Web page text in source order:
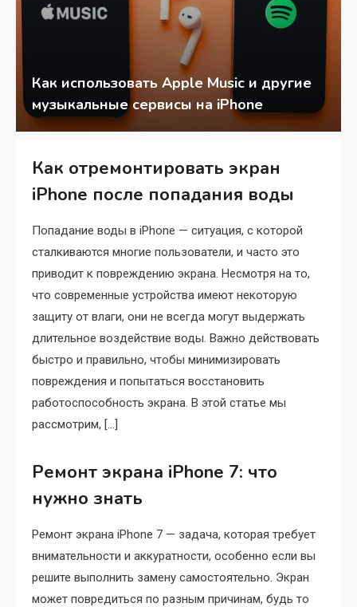
Как использовать Apple Music и другие
музыкальные сервисы на iPhone
Как отремонтировать экран
iPhone после попадания воды
Попадание воды в iPhone — ситуация, с которой
сталкиваются многие пользователи, и часто это
приводит к повреждению экрана. Несмотря на то,
что современные устройства имеют некоторую
защиту от влаги, они не всегда могут выдержать
длительное воздействие воды. Важно действовать
быстро и правильно, чтобы минимизировать
повреждения и попытаться восстановить
работоспособность экрана. В этой статье мы
рассмотрим, […]
Ремонт экрана iPhone 7: что
нужно знать
Ремонт экрана iPhone 7 — задача, которая требует
внимательности и аккуратности, особенно если вы
решите выполнить замену самостоятельно. Экран
может повредиться по разным причинам, будь то